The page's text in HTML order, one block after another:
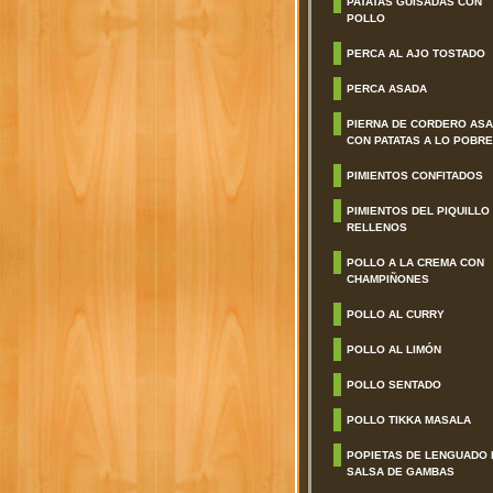
POLLO
PERCA AL AJO TOSTADO
PERCA ASADA
PIERNA DE CORDERO
CON PATATAS A LO POBRE
PIMIENTOS CONFITADOS
PIMIENTOS DEL PIQUILLO
RELLENOS
POLLO A LA CREMA CON
CHAMPIÑONES
POLLO AL CURRY
POLLO AL LIMÓN
POLLO SENTADO
POLLO TIKKA MASALA
POPIETAS DE LENGUADO
SALSA DE GAMBAS